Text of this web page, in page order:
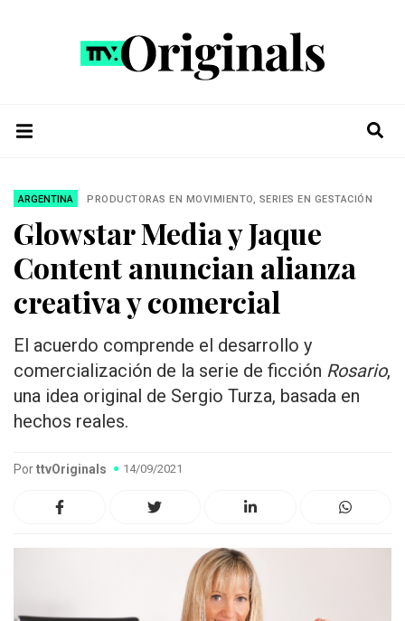
ARGENTINA PRODUCTORAS EN MOVIMIENTO, SERIES EN GESTACIÓN
Glowstar Media y Jaque
Content anuncian alianza
creativa y comercial
El acuerdo comprende el desarrollo y
comercialización de la serie de ficción Rosario,
una idea original de Sergio Turza, basada en
hechos reales.
PorttvOriginals 14/09/2021